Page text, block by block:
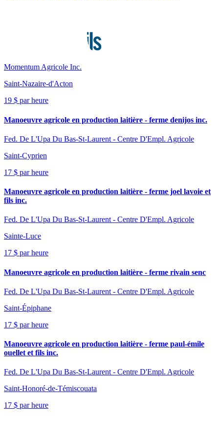
Momentum Agricole Inc.
Saint-Nazaire-d'Acton
19 $ par heure
Manoeuvre agricole en production laitière - ferme denijos inc.
Fed. De L'Upa Du Bas-St-Laurent - Centre D'Empl. Agricole
Saint-Cyprien
17 $ par heure
Manoeuvre agricole en production laitière - ferme joel lavoie et
fils inc.
Fed. De L'Upa Du Bas-St-Laurent - Centre D'Empl. Agricole
Sainte-Luce
17 $ par heure
Manoeuvre agricole en production laitière - ferme rivain senc
Fed. De L'Upa Du Bas-St-Laurent - Centre D'Empl. Agricole
Saint-Épiphane
17 $ par heure
Manoeuvre agricole en production laitière - ferme paul-émile
ouellet et fils inc.
Fed. De L'Upa Du Bas-St-Laurent - Centre D'Empl. Agricole
Saint-Honoré-de-Témiscouata
17 $ par heure